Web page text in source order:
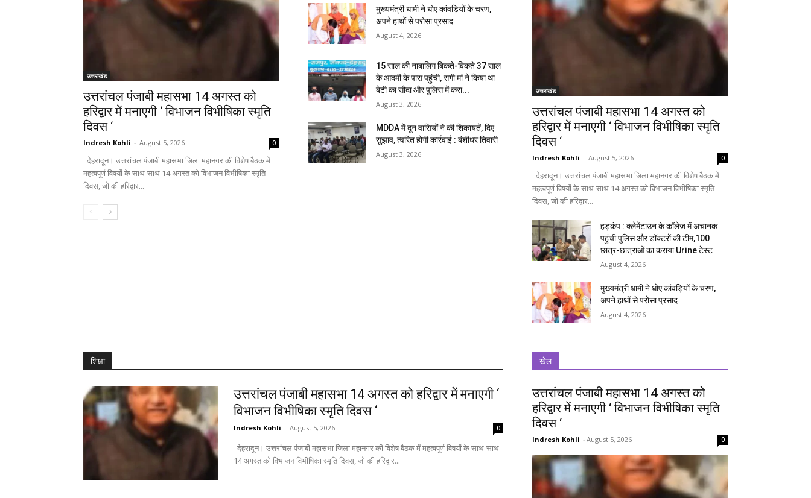
उत्तराखंड
उत्तरांचल पंजाबी महासभा 14 अगस्त को
हरिद्वार में मनाएगी ‘ विभाजन विभीषिका स्मृति
दिवस ‘
Indresh Kohli - August 5, 2026 0
देहरादून। उत्तरांचल पंजाबी महासभा जिला महानगर की विशेष बैठक में
महत्वपूर्ण विषयों के साथ-साथ 14 अगस्त को विभाजन विभीषिका स्मृति
दिवस, जो की हरिद्वार...
मुख्यमंत्री धामी ने धोए कांवड़ियों के चरण,
अपने हाथों से परोसा प्रसाद
August 4, 2026
15 साल की नाबालिग बिकते-बिकते 37 साल
के आदमी के पास पहुंची, सगी मां ने किया था
बेटी का सौदा और पुलिस में करा...
August 3, 2026
MDDA में दून वासियों ने की शिकायतें, दिए
सुझाव, त्वरित होगी कार्रवाई : बंशीधर तिवारी
August 3, 2026
उत्तराखंड
उत्तरांचल पंजाबी महासभा 14 अगस्त को
हरिद्वार में मनाएगी ‘ विभाजन विभीषिका स्मृति
दिवस ‘
Indresh Kohli - August 5, 2026 0
देहरादून। उत्तरांचल पंजाबी महासभा जिला महानगर की विशेष बैठक में
महत्वपूर्ण विषयों के साथ-साथ 14 अगस्त को विभाजन विभीषिका स्मृति
दिवस, जो की हरिद्वार...
हड़कंप : क्लेमेंटाउन के कॉलेज में अचानक
पहुंची पुलिस और डॉक्टरों की टीम,100
छात्र-छात्राओं का कराया Urine टेस्ट
August 4, 2026
मुख्यमंत्री धामी ने धोए कांवड़ियों के चरण,
अपने हाथों से परोसा प्रसाद
August 4, 2026
शिक्षा
उत्तरांचल पंजाबी महासभा 14 अगस्त को हरिद्वार में मनाएगी ‘
विभाजन विभीषिका स्मृति दिवस ‘
Indresh Kohli - August 5, 2026 0
14 अगस्त को विभाजन विभीषिका स्मृति दिवस, जो की हरिद्वार...
खेल
उत्तरांचल पंजाबी महासभा 14 अगस्त को
हरिद्वार में मनाएगी ‘ विभाजन विभीषिका स्मृति
दिवस ‘
Indresh Kohli - August 5, 2026 0